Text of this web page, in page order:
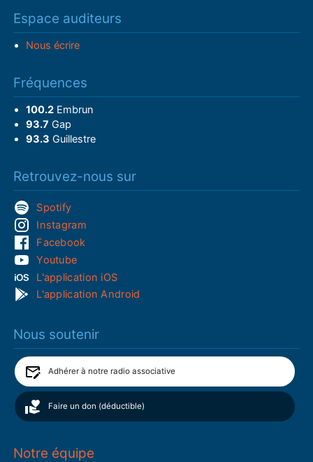
Espace auditeurs
Nous écrire
Fréquences
100.2Embrun
93.7 Gap
93.3 Guillestre
Retrouvez-nous sur
Spotify
Instagram
Facebook
Youtube
L'application iOS
L'application Android
Nous soutenir
Adhérer à notre radio associative
Faire un don (déductible)
Notre équipe